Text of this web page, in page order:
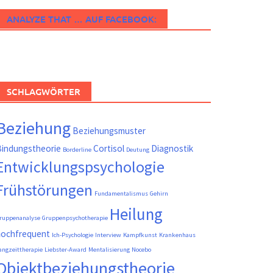
ANALYZE THAT … AUF FACEBOOK:
SCHLAGWÖRTER
Beziehungsmuster
Borderline Cortisol Deutung Diagnostik
Fundamentalismus Gehirn
Gruppenpsychotherapie Heilung
Ich-Psychologie Interview Kampfkunst Krankenhaus
Liebster-Award Mentalisierung Nocebo